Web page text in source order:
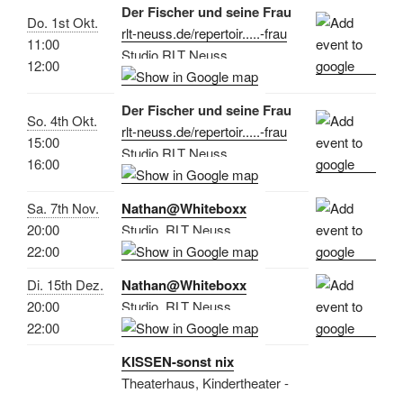
Do. 1st Okt.
11:00
12:00
Der Fischer und seine Frau
rlt-neuss.de/repertoir.....-frau
Studio RLT Neuss
So. 4th Okt.
15:00
16:00
Der Fischer und seine Frau
rlt-neuss.de/repertoir.....-frau
Studio RLT Neuss
Sa. 7th Nov.
20:00
22:00
Nathan@Whiteboxx
Studio, RLT Neuss
Di. 15th Dez.
20:00
22:00
Nathan@Whiteboxx
Studio, RLT Neuss
KISSEN-sonst nix
Theaterhaus, Kindertheater -